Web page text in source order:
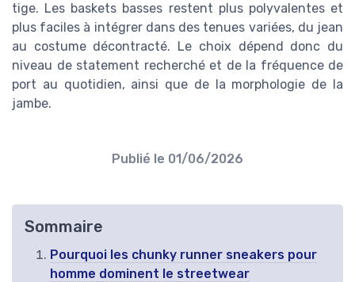
tige. Les baskets basses restent plus polyvalentes et
plus faciles à intégrer dans des tenues variées, du jean
au costume décontracté. Le choix dépend donc du
niveau de statement recherché et de la fréquence de
port au quotidien, ainsi que de la morphologie de la
jambe.
Publié le 01/06/2026
Sommaire
Pourquoi les chunky runner sneakers pour
homme dominent le streetwear